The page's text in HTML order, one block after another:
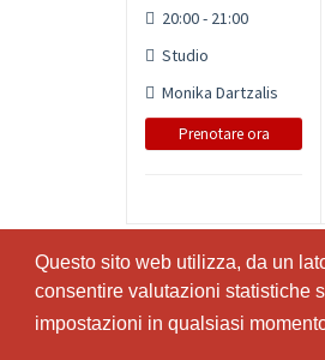
Questo sito web utilizza, da un
consentire valutazioni statistiche
impostazioni in qualsiasi
Questo sito web utilizza, da un
consentire valutazioni statistiche
impostazioni in qualsiasi
20:00 - 21:00
Studio
Monika Dartzalis
Prenotare ora
© SportsNow® 2026. Il